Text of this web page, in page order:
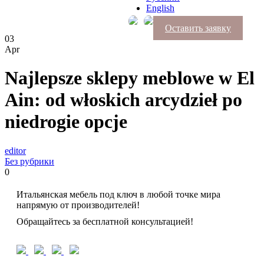
English
Оставить заявку
03
Apr
Najlepsze sklepy meblowe w El
Ain: od włoskich arcydzieł po
niedrogie opcje
editor
Без рубрики
0
Итальянская мебель под ключ в любой точке мира
напрямую от производителей!
Обращайтесь за бесплатной консультацией!